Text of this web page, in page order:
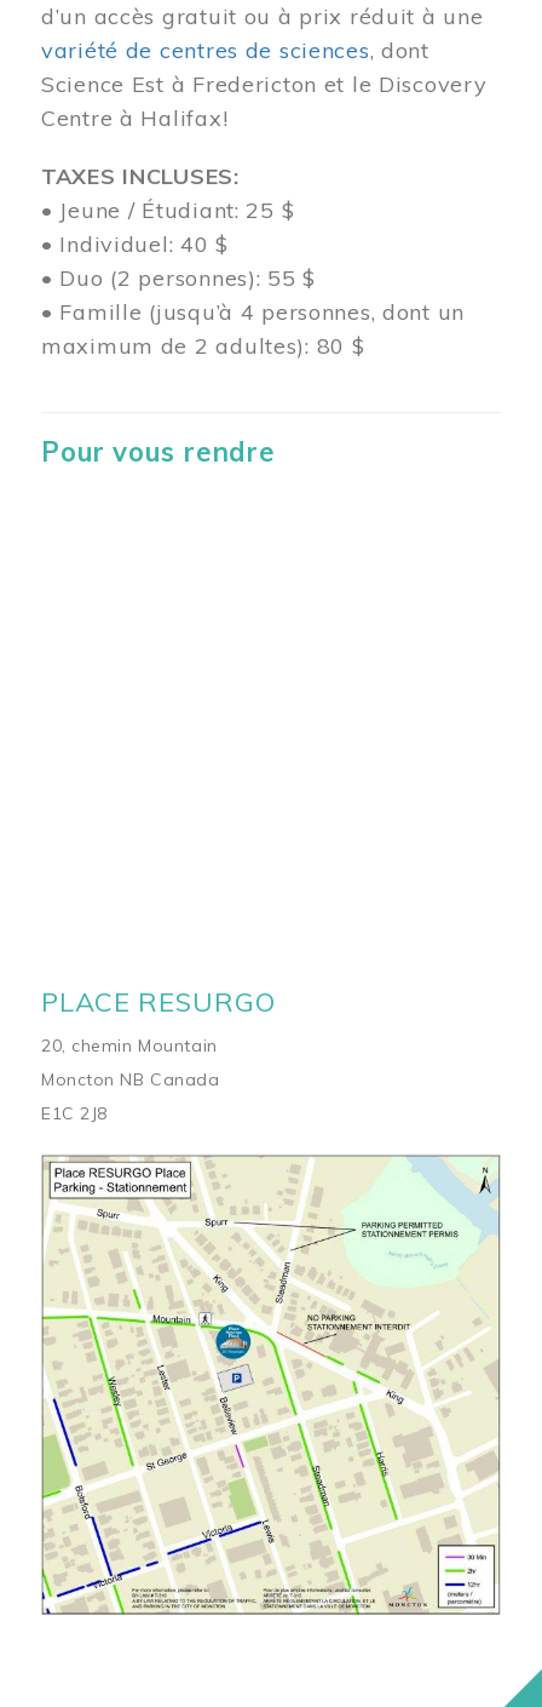
d’un accès gratuit ou à prix réduit à une
variété de centres de sciences, dont
Science Est à Fredericton et le Discovery
Centre à Halifax!
TAXES INCLUSES:
• Jeune / Étudiant: 25 $
• Individuel: 40 $
• Duo (2 personnes): 55 $
• Famille (jusqu’à 4 personnes, dont un
maximum de 2 adultes): 80 $
Pour vous rendre
PLACE RESURGO
20, chemin Mountain
Moncton NB Canada
E1C 2J8